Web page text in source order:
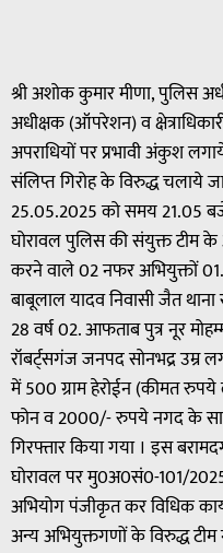
श्री अशोक कुमार मीणा, पुलिस
अधीक्षक (ऑपरेशन) व
अपराधियों पर प्रभावी अंकुश
संलिप्त गिरोह के विरुद्ध चलाये
25.05.2025 को समय 21.05
घोरावल पुलिस की संयुक्त टीम के
करने वाले 02 नफर अभियुक्तों 01.
बाबूलाल यादव निवासी जैत
28 वर्ष 02. आफताब पुत्र नूर
रॉबर्ट्सगंज जनपद सोनभद्र उम्र
में 500 ग्राम हेरोईन (कीमत
फोन व 2000/- रुपये नगद के साथ
गिरफ्तार किया गया । इस
घोरावल पर मु0अ0सं0-101/
अभियोग पंजीकृत कर विधिक
अन्य अभियुक्तगणों के विरुद्ध टीम